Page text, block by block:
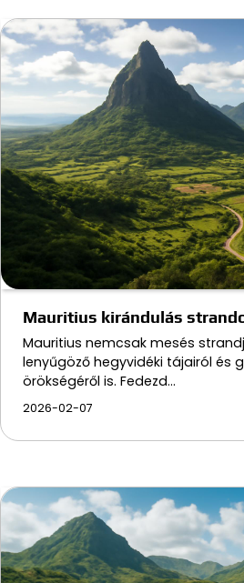
Mauritius kirándulás
Mauritius nemcsak mesés
lenyűgöző hegyvidéki tájairól és
örökségéről is. Fedezd…
2026-02-07